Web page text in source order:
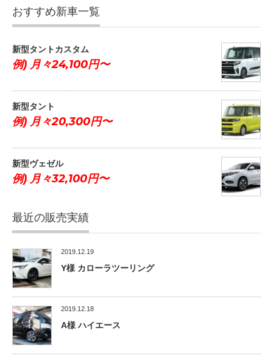
おすすめ新車一覧
新型タントカスタム
例) 月々24,100円〜
新型タント
例) 月々20,300円〜
新型ヴェゼル
例) 月々32,100円〜
最近の販売実績
2019.12.19
Y様 カローラツーリング
2019.12.18
A様 ハイエース